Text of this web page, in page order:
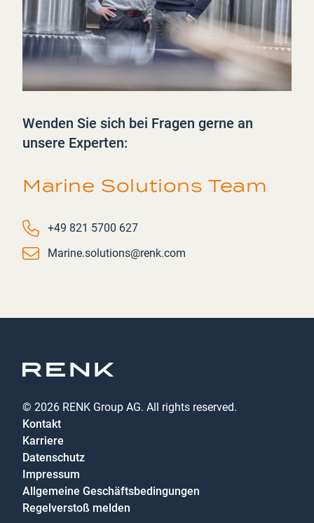
Wenden Sie sich bei Fragen gerne an
unsere Experten:
Marine Solutions Team
Phone number
+49 821 5700 627
Email
Marine.solutions@renk.com
© 2026 RENK Group AG. All rights reserved.
Kontakt
Karriere
Datenschutz
Impressum
Allgemeine Geschäftsbedingungen
Regelverstoß melden